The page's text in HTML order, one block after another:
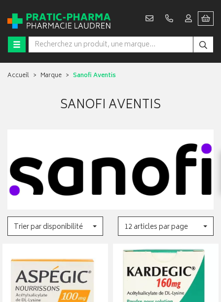
Accueil Marque Sanofi Aventis
SANOFI AVENTIS
Trier par disponibilité 12 articles par page